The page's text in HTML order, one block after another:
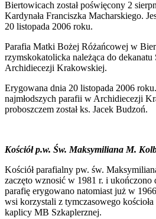
Biertowicach został poświęcony 2
Kardynała Franciszka Macharskiego.
20 listopada 2006 roku.
Parafia Matki Bożej Różańcowej w
rzymskokatolicka należąca do
Archidiecezji Krakowskiej.
Erygowana dnia 20 listopada 2006
najmłodszych parafii w Archidiecezji
proboszczem został ks. Jacek Budzoń.
Kościół p.w. Św. Maksymiliana M.
Kościół parafialny pw. św.
zaczęto wznosić w 1981 r. i ukończono
parafię erygowano natomiast już w
wsi korzystali z tymczasowego
kaplicy MB Szkaplerznej.